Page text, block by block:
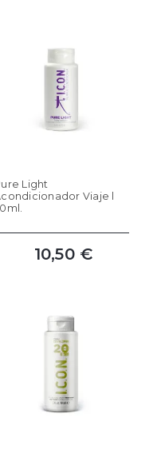
Light
Viaje l
10,50 €